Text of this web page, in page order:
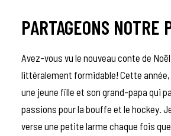
PARTAGEONS NOTRE
Avez-vous vu le nouveau conte de Noël
littéralement formidable! Cette
une jeune fille et son grand-papa qui
passions pour la bouffe et le hockey.
verse une petite larme chaque fois que